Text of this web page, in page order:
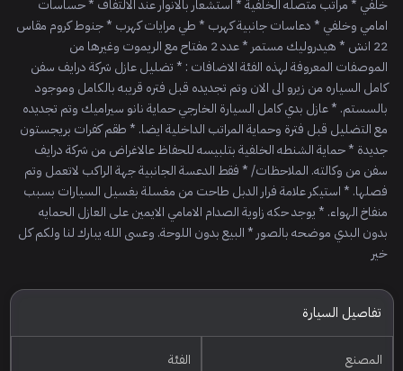
خلفي * مراتب متصله الخلفية * استشعار بالانوار عند الالتفاف * حساسات
امامي وخلفي * دعاسات جانبية كهرب * طي مرايات كهرب * جنوط كروم مقاس
22 انش * هيدروليك مستمر * عدد 2 مفتاح مع الريموت وغيرها من
الموصفات المعروفة لهذه الفئة الاضافات : * تضليل عازل شركة درايف سفن
كامل السياره من زيرو الى الان وتم تجديده قبل فتره قريبه بالكامل وموجود
بالسستم. * عازل بدي كامل السيارة الخارجي حماية نانو سيراميك وتم تجديده
مع التضليل قبل فترة وحماية المراتب الداخلية ايضا. * طقم كفرات بريجستون
جديدة * حماية الشنطه الخلفية بتلبيسه للحفاظ عالاغراض من شركة درايف
سفن من وكالته. الملاحظات/ * فقط الدعسة الجانبية جهة الراكب لاتعمل وتم
فصلها. * استيكر علامة فرار الدبل طاحت من مغسلة بغسيل السيارات بسبب
منفاخ الهواء. * يوجد حكه زاوية الصدام الامامي الايمين على العازل الحمايه
بدون البدي موضحه بالصور * البيع بدون اللوحة. وعسى الله يبارك لنا ولكم كل
خير
تفاصيل السيارة
المصنع
الفئة